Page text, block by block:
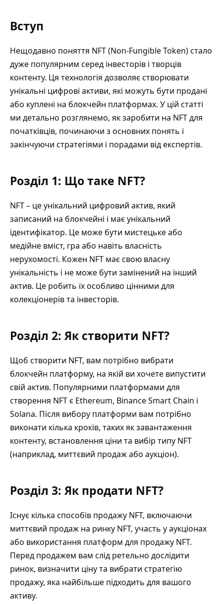
Вступ
Нещодавно поняття NFT (Non-Fungible Token) стало
дуже популярним серед інвесторів і творців
контенту. Ця технологія дозволяє створювати
унікальні цифрові активи, які можуть бути продані
або куплені на блокчейн платформах. У цій статті
ми детально розглянемо, як заробити на NFT для
початківців, починаючи з основних понять і
закінчуючи стратегіями і порадами від експертів.
Розділ 1: Що таке NFT?
NFT – це унікальний цифровий актив, який
записаний на блокчейні і має унікальний
ідентифікатор. Це може бути мистецьке або
медійне вміст, гра або навіть власність
нерухомості. Кожен NFT має свою власну
унікальність і не може бути замінений на інший
актив. Це робить їх особливо цінними для
колекціонерів та інвесторів.
Розділ 2: Як створити NFT?
Щоб створити NFT, вам потрібно вибрати
блокчейн платформу, на якій ви хочете випустити
свій актив. Популярними платформами для
створення NFTє Ethereum, Binance Smart Chain і
Solana. Після вибору платформи вам потрібно
виконати кілька кроків, таких як завантаження
контенту, встановлення ціни та вибір типу NFT
(наприклад, миттєвий продаж або аукціон).
Розділ 3: Як продати NFT?
Існує кілька способів продажу NFT, включаючи
миттєвий продаж на ринку NFT, участь у аукціонах
або використання платформ для продажу NFT.
Перед продажем вам слід ретельно дослідити
ринок, визначити ціну та вибрати стратегію
продажу, яка найбільше підходить для вашого
активу.